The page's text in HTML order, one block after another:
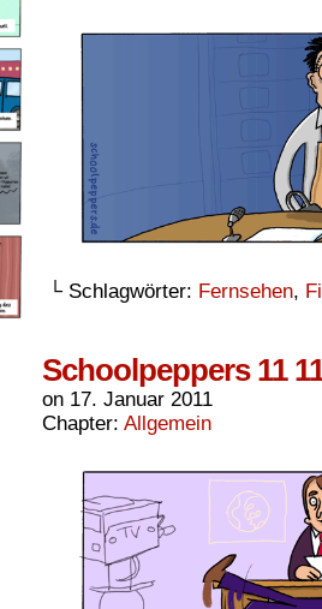
└ Schlagwörter: Fernsehen,
Schoolpeppers 11
on 17. Januar 2011
Chapter: Allgemein